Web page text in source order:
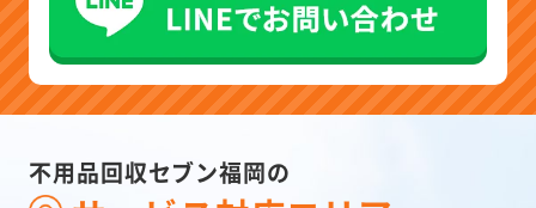
不用品回収セブン福岡の